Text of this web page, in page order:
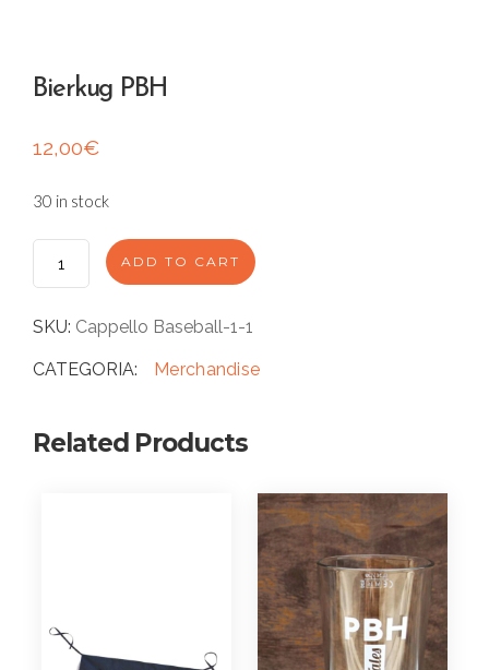
Bierkug PBH
12,00€
30 in stock
r
u
B
H
ADD TO CART
SKU: Cappello Baseball-1-1
CATEGORIA: Merchandise
Related Products